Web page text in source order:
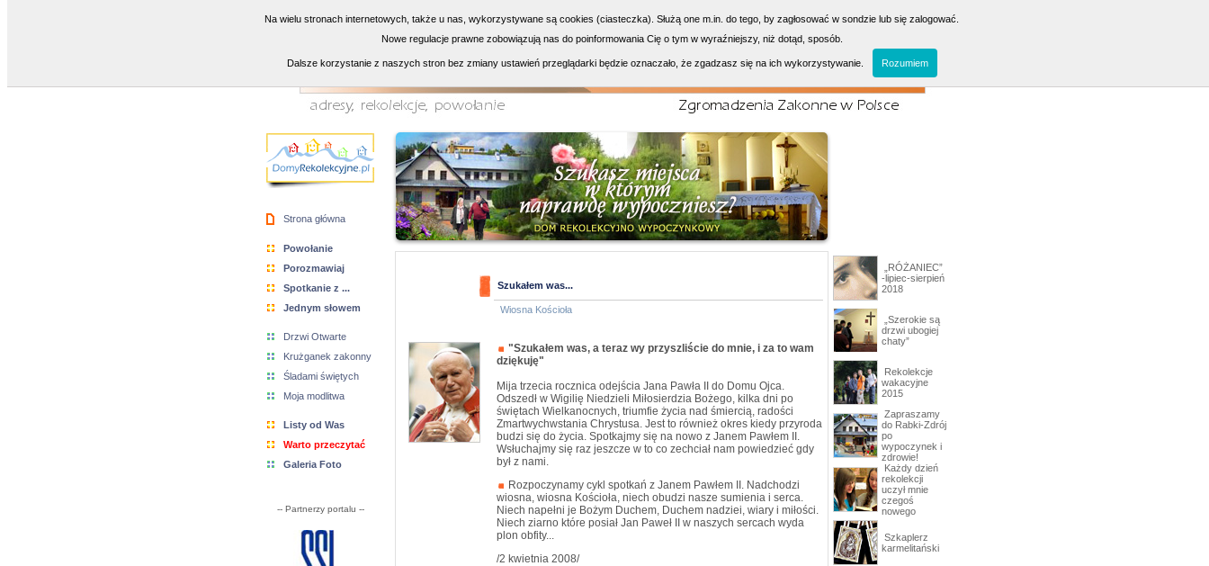
Strona główna
Powołanie
Porozmawiaj
Spotkanie z ...
Jednym słowem
Drzwi Otwarte
Krużganek zakonny
Śladami świętych
Moja modlitwa
Listy od Was
Warto przeczytać
Galeria Foto
-- Partnerzy portalu --
Szukałem was...
Wiosna Kościoła
"Szukałem was, a teraz wy przyszliście do mnie, i za to wam
dziękuję"
Mija trzecia rocznica odejścia Jana Pawła II do Domu Ojca.
Odszedł w Wigilię Niedzieli Miłosierdzia Bożego, kilka dni po
świętach Wielkanocnych, triumfie życia nad śmiercią, radości
Zmartwychwstania Chrystusa. Jest to również okres kiedy przyroda
budzi się do życia. Spotkajmy się na nowo z Janem Pawłem II.
Wsłuchajmy się raz jeszcze w to co zechciał nam powiedzieć gdy
był z nami.
Rozpoczynamy cykl spotkań z Janem Pawłem II. Nadchodzi
wiosna, wiosna Kościoła, niech obudzi nasze sumienia i serca.
Niech napełni je Bożym Duchem, Duchem nadziei, wiary i miłości.
Niech ziarno które posiał Jan Paweł II w naszych sercach wyda
plon obfity...
/2 kwietnia 2008/
„RÓŻANIEC”
-lipiec-sierpień
2018
„Szerokie są
drzwi ubogiej
chaty”
Rekolekcje
wakacyjne
2015
Zapraszamy
do Rabki-Zdrój
po
wypoczynek i
zdrowie!
Każdy dzień
rekolekcji
uczył mnie
czegoś
nowego
Szkaplerz
karmelitański
Na wielu stronach internetowych, także u nas, wykorzystywane są cookies (ciasteczka). Służą one m.in. do tego, by zagłosować w sondzie lub się zalogować.
Nowe regulacje prawne zobowiązują nas do poinformowania Cię o tym w wyraźniejszy, niż dotąd, sposób.
Dalsze korzystanie z naszych stron bez zmiany ustawień przeglądarki będzie oznaczało, że zgadzasz się na ich wykorzystywanie. Rozumiem